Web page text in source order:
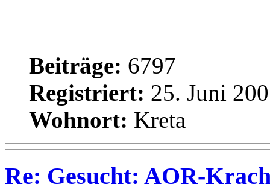
Beiträge: 6797
Registriert: 25. Juni
Wohnort: Kreta
Re: Gesucht: AOR-